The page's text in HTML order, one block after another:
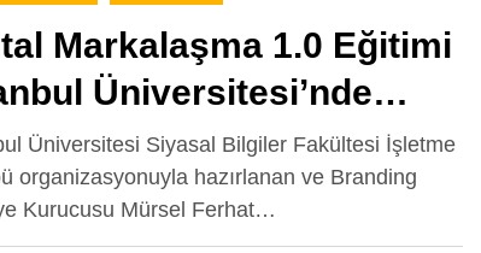
Markalaşma 1.0 Eğitimi
Üniversitesi’nde
Üniversitesi Siyasal Bilgiler Fakültesi İşletme
organizasyonuyla hazırlanan ve Branding
Kurucusu Mürsel Ferhat…